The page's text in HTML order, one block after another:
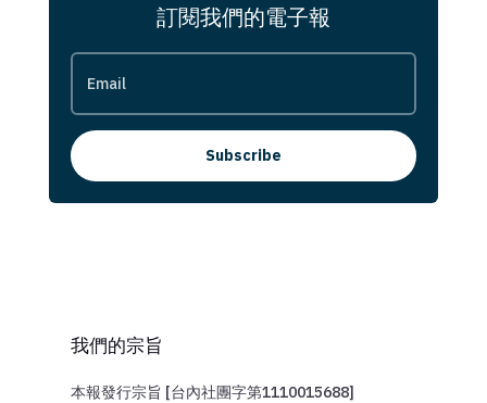
訂閱我們的電子報
Subscribe
我們的宗旨
本報發行宗旨 [台內社團字第1110015688]